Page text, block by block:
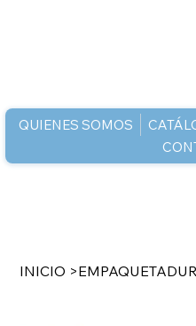
QUIENES SOMOS
INICIO >